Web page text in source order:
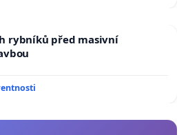
rybníků před masivní